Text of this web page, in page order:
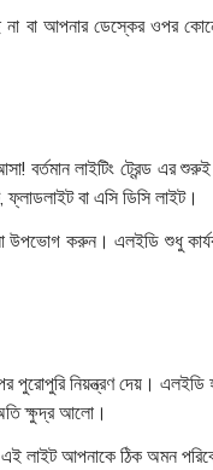
বা আপনার ডেস্কের ওপর
বর্তমান লাইটিং ট্রেন্ড এর
বা এসি ডিসি লাইট।
করুন। এলইডি শুধু
নিয়ন্ত্রণ দেয়। এলইডি
ক্ষুদ্র আলো।
এই লাইট আপনাকে ঠিক অমন